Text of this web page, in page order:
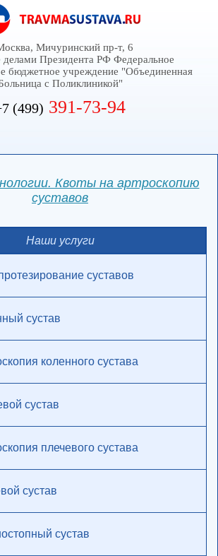
Мичуринский пр-т, 6
делами Президента РФ Федеральное
бюджетное учреждение "Объединенная
с Поликлиникой"
(499) 391-73-94
Квоты на артроскопию
суставов
Наши услуги
суставов
сустав
коленного сустава
сустав
плечевого сустава
сустав
сустав